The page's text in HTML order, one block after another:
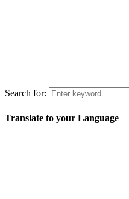
Search for:
Translate to your Language